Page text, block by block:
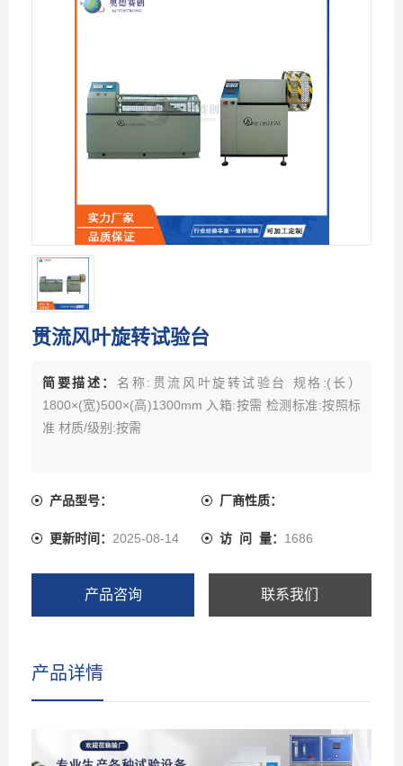
贯流风叶旋转试验台
简要描述： 名称:贯流风叶旋转试验台 规格:(长）
1800×(宽)500×(高)1300mm 入箱:按需 检测标准:按照标
准 材质/级别:按需
产品型号： 厂商性质：
更新时间： 2025-08-14 访 问 量： 1686
产品咨询 联系我们
产品详情